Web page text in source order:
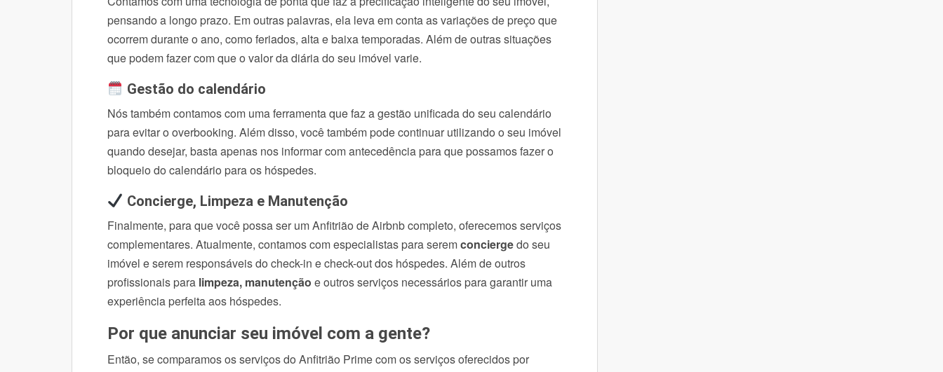
pensando a longo prazo. Em outras palavras, ela leva em conta as variações de preço que
ocorrem durante o ano, como feriados, alta e baixa temporadas. Além de outras situações
que podem fazer com que o valor da diária do seu imóvel varie.
Gestão do calendário
Nós também contamos com uma ferramenta que faz a gestão unificada do seu calendário
para evitar o overbooking. Além disso, você também pode continuar utilizando o seu imóvel
quando desejar, basta apenas nos informar com antecedência para que possamos fazer o
bloqueio do calendário para os hóspedes.
Concierge, Limpeza e Manutenção
Finalmente, para que você possa ser um Anfitrião de Airbnb completo, oferecemos serviços
complementares. Atualmente, contamos com especialistas para seremconciergedo seu
imóvel e serem responsáveis do check-in e check-out dos hóspedes. Além de outros
profissionais para limpeza, manutenção e outros serviços necessários para garantir uma
experiência perfeita aos hóspedes.
Por que anunciar seu imóvel com a gente?
Então, se comparamos os serviços do Anfitrião Prime com os serviços oferecidos por